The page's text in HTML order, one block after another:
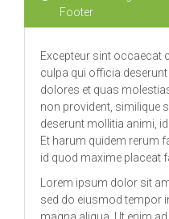
Footer
Excepteur sint occaecat
culpa qui officia
dolores et quas
non provident, similique
deserunt mollitia animi,
Et harum quidem rerum
id quod maxime placeat
Lorem ipsum dolor sit
sed do eiusmod tempor